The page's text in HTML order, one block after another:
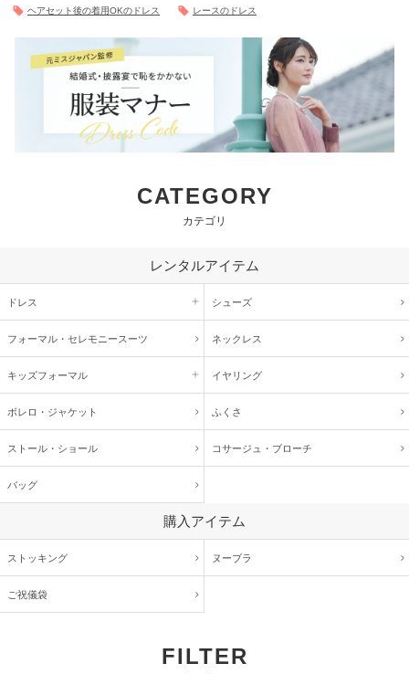
ヘアセット後の着用OKのドレス レースのドレス
CATEGORY
カテゴリ
レンタルアイテム
ドレス シューズ
フォーマル・ セレモニースーツ ネックレス
キッズフォーマル イヤリング
ボレロ・ジャケット ふくさ
ストール・ショール コサージュ・ ブローチ
バッグ
購入アイテム
ストッキング ヌーブラ
ご祝儀袋
FILTER